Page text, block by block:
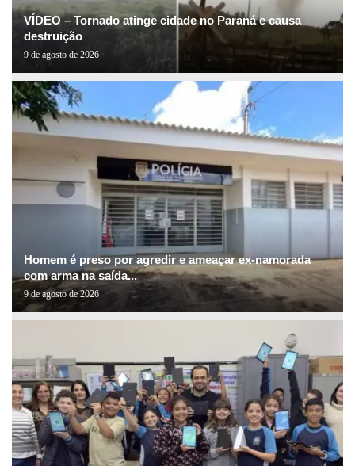
VÍDEO – Tornado atinge cidade no Paraná e causa
destruição
9 de agosto de 2026
Homem é preso por agredir e ameaçar ex-namorada
com arma na saída...
9 de agosto de 2026